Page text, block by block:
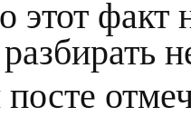
этот факт
посте